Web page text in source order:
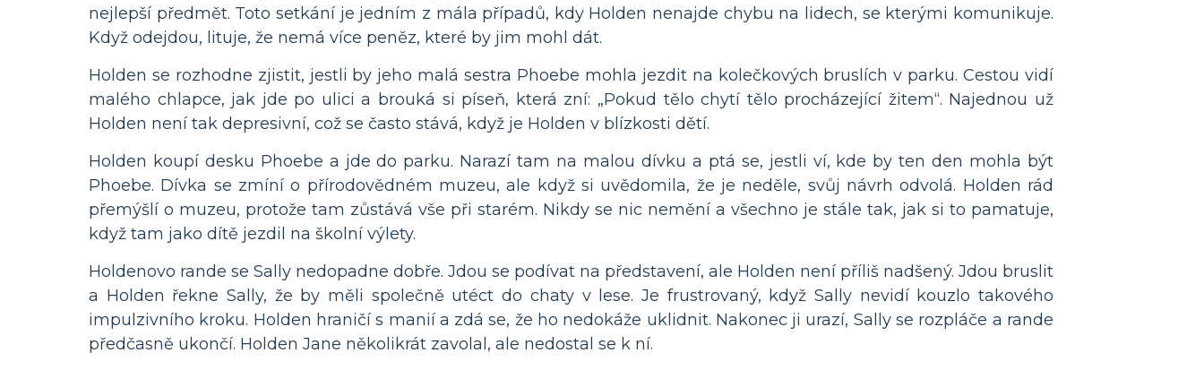
nejlepší předmět. Toto setkání je jedním z mála případů, kdy Holden nenajde chybu na lidech, se kterými komunikuje.
Když odejdou, lituje, že nemá více peněz, které by jim mohl dát.
Holden se rozhodne zjistit, jestli by jeho malá sestra Phoebe mohla jezdit na kolečkových bruslích v parku. Cestou vidí
malého chlapce, jak jde po ulici a brouká si píseň, která zní: „Pokud tělo chytí tělo procházející žitem“. Najednou už
Holden není tak depresivní, což se často stává, když je Holden v blízkosti dětí.
Holden koupí desku Phoebe a jde do parku. Narazí tam na malou dívku a ptá se, jestli ví, kde by ten den mohla být
Phoebe. Dívka se zmíní o přírodovědném muzeu, ale když si uvědomila, že je neděle, svůj návrh odvolá. Holden rád
přemýšlí o muzeu, protože tam zůstává vše při starém. Nikdy se nic nemění a všechno je stále tak, jak si to pamatuje,
když tam jako dítě jezdil na školní výlety.
Holdenovo rande se Sally nedopadne dobře. Jdou se podívat na představení, ale Holden není příliš nadšený. Jdou bruslit
a Holden řekne Sally, že by měli společně utéct do chaty v lese. Je frustrovaný, když Sally nevidí kouzlo takového
impulzivního kroku. Holden hraničí s manií a zdá se, že ho nedokáže uklidnit. Nakonec ji urazí, Sally se rozpláče a rande
předčasně ukončí. Holden Jane několikrát zavolal, ale nedostal se k ní.